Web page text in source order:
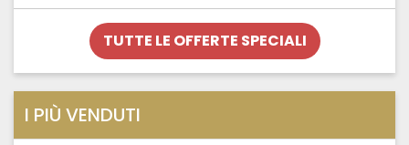
era:
€12,50.
è:
€11,25.
TUTTE LE OFFERTE SPECIALI
I PIÙ VENDUTI